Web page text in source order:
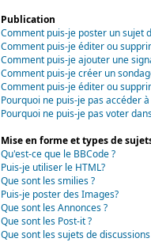
Publication
Comment puis-je poster un sujet
Comment puis-je éditer ou
Comment puis-je ajouter une
Comment puis-je créer un
Comment puis-je éditer ou
Pourquoi ne puis-je pas accéder
Pourquoi ne puis-je pas voter
Mise en forme et types de
Qu'est-ce que le BBCode ?
Puis-je utiliser le HTML?
Que sont les smilies ?
Puis-je poster des Images?
Que sont les Annonces ?
Que sont les Post-it ?
Que sont les sujets de